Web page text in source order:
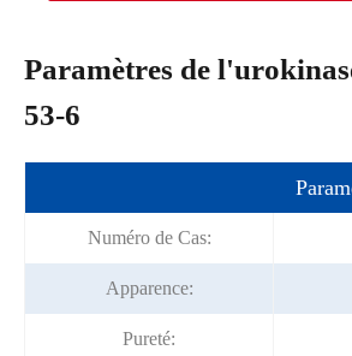
Paramètres de
53-6
Numéro de Cas:
Apparence:
Pureté: